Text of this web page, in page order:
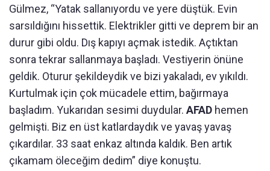
Gülmez, “Yatak sallanıyordu ve yere düştük. Evin
sarsıldığını hissettik. Elektrikler gitti ve deprem bir an
durur gibi oldu. Dış kapıyı açmak istedik. Açtıktan
sonra tekrar sallanmaya başladı. Vestiyerin önüne
geldik. Oturur şekildeydik ve bizi yakaladı, ev yıkıldı.
Kurtulmak için çok mücadele ettim, bağırmaya
başladım. Yukarıdan sesimi duydular. AFAD hemen
gelmişti. Biz en üst katlardaydık ve yavaş yavaş
çıkardılar. 33 saat enkaz altında kaldık. Ben artık
çıkamam öleceğim dedim” diye konuştu.